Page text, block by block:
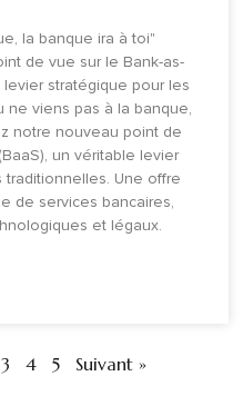
la banque ira à toi"
de vue sur le Bank-as-
levier stratégique pour les
ne viens pas à la banque,
notre nouveau point de
un véritable levier
Une offre
de services bancaires,
et légaux.
3 4 5 Suivant »